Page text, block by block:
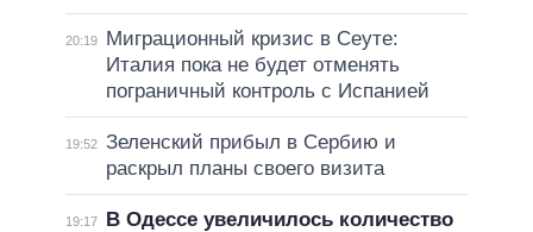
20:19
Миграционный кризис в Сеуте:
Италия пока не будет отменять
пограничный контроль с Испанией
19:52 Зеленский прибыл в Сербию и
раскрыл планы своего визита
19:17
В Одессе увеличилось количество